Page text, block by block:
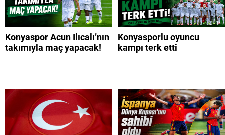
Konyaspor Acun Ilıcalı’nın
takımıyla maç yapacak!
Konyasporlu oyuncu
kampı terk etti